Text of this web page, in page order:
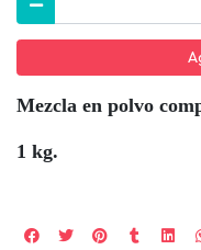
Mezcla en polvo
1 kg.